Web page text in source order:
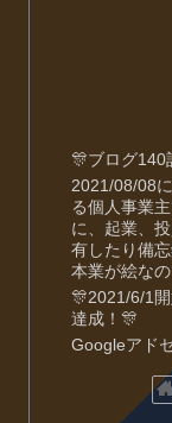
🎊ブログ140
2021/08/08
る個人事業
に、起業、
有したり備
本業が絵な
🎊2021/6/1
達成！🎊
Googleアド